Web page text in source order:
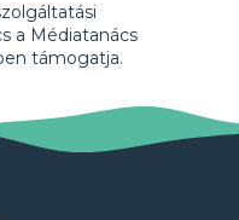
a Médiatanács
támogatja.